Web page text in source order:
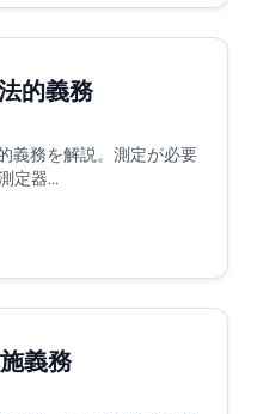
的義務
義務を解説。測定が必要
定器...
義務